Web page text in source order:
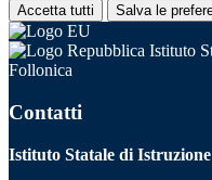
Accetta tutti Salva le
Istituto
Follonica
Contatti
Istituto Statale di